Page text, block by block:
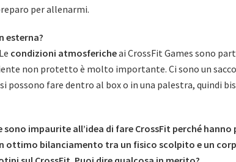
per allenarmi.
esterna?
condizioni atmosfericheai CrossFit Games sono
non protetto è molto importante. Ci sono un
possono fare dentro al box o in una palestra, quindi
impaurite all’idea di fare CrossFit perché hanno
ottimo bilanciamento tra un fisico scolpito e un